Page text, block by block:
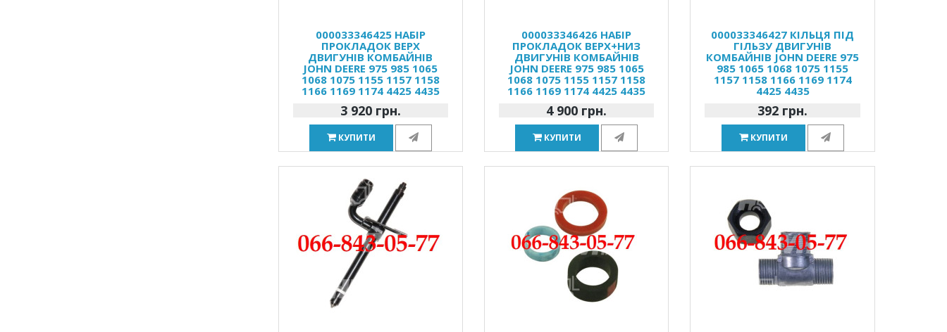
000033346425 НАБІР
ПРОКЛАДОК ВЕРХ
ДВИГУНІВ КОМБАЙНІВ
JOHN DEERE 975 985 1065
1068 1075 1155 1157 1158
1166 1169 1174 4425 4435
3 920 грн.
КУПИТИ
000033346426 НАБІР
ПРОКЛАДОК ВЕРХ+НИЗ
ДВИГУНІВ КОМБАЙНІВ
JOHN DEERE 975 985 1065
1068 1075 1155 1157 1158
1166 1169 1174 4425 4435
4 900 грн.
КУПИТИ
000033346427 КІЛЬЦЯ ПІД
ГІЛЬЗУ ДВИГУНІВ
КОМБАЙНІВ JOHN DEERE 975
985 1065 1068 1075 1155
1157 1158 1166 1169 1174
4425 4435
392 грн.
КУПИТИ